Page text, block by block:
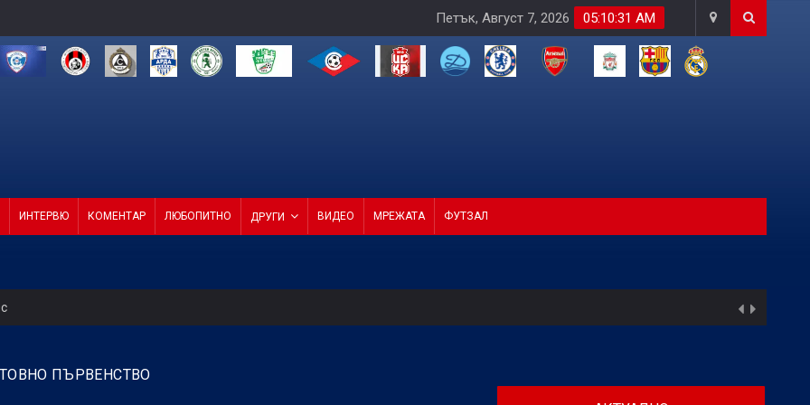
05:10:33 AM
Петък, Август 7, 2026
ИНТЕРВЮ КОМЕНТАР ЛЮБОПИТНО ДРУГИ ВИДЕО МРЕЖАТА ФУТЗАЛ
смачка Макаби с 3:0! (ВИДЕО)
ПЪРВЕНСТВО